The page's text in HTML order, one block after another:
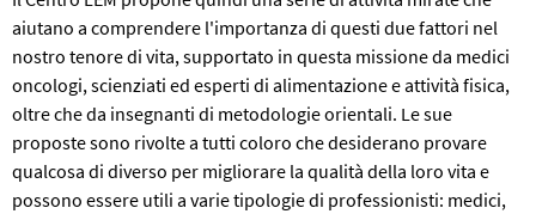
aiutano a comprendere l'importanza di questi due fattori nel
nostro tenore di vita, supportato in questa missione da medici
oncologi, scienziati ed esperti di alimentazione e attività fisica,
oltre che da insegnanti di metodologie orientali. Le sue
proposte sono rivolte a tutti coloro che desiderano provare
qualcosa di diverso per migliorare la qualità della loro vita e
possono essere utili a varie tipologie di professionisti: medici,